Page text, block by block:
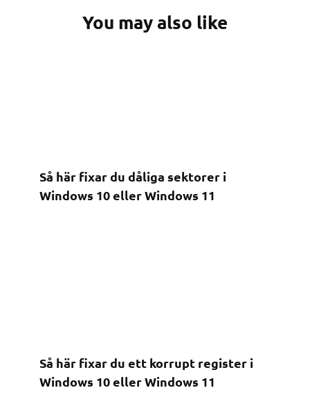
You may also like
Så här fixar du dåliga sektorer i
Windows 10 eller Windows 11
Så här fixar du ett korrupt register i
Windows 10 eller Windows 11